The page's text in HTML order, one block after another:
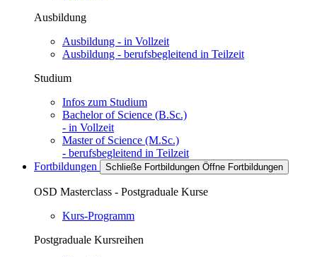
Ausbildung
Ausbildung - in Vollzeit
Ausbildung - berufsbegleitend in Teilzeit
Studium
Infos zum Studium
Bachelor of Science (B.Sc.)
- in Vollzeit
Master of Science (M.Sc.)
- berufsbegleitend in Teilzeit
Fortbildungen
Schließe Fortbildungen Öffne Fortbildungen
OSD Masterclass - Postgraduale Kurse
Kurs-Programm
Postgraduale Kursreihen